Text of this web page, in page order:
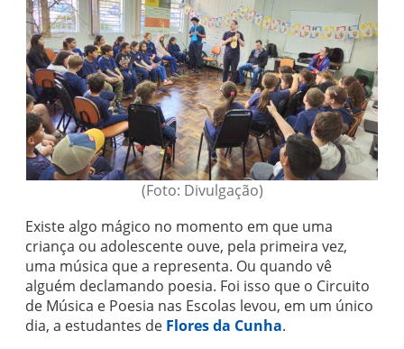
(Foto: Divulgação)
Existe algo mágico no momento em que uma
criança ou adolescente ouve, pela primeira vez,
uma música que a representa. Ou quando vê
alguém declamando poesia. Foi isso que o Circuito
de Música e Poesia nas Escolas levou, em um único
dia, a estudantes de Flores da Cunha.